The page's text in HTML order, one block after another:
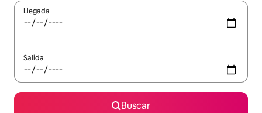
Llegada
Salida
Buscar